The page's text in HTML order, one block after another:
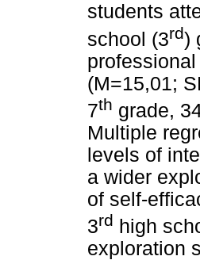
students
school (3rd)
(M=15,01;
7th grade,
Multiple
levels of
a wider
of self-
3rd high
exploration